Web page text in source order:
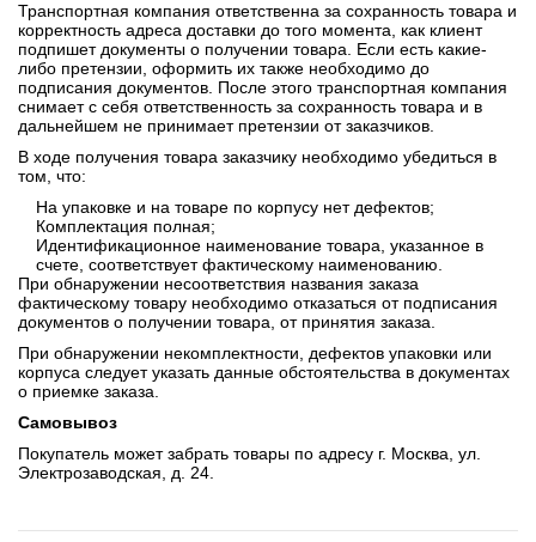
Транспортная компания ответственна за сохранность товара и
корректность адреса доставки до того момента, как клиент
подпишет документы о получении товара. Если есть какие-
либо претензии, оформить их также необходимо до
подписания документов. После этого транспортная компания
снимает с себя ответственность за сохранность товара и в
дальнейшем не принимает претензии от заказчиков.
В ходе получения товара заказчику необходимо убедиться в
том, что:
На упаковке и на товаре по корпусу нет дефектов;
Комплектация полная;
Идентификационное наименование товара, указанное в
счете, соответствует фактическому наименованию.
При обнаружении несоответствия названия заказа
фактическому товару необходимо отказаться от подписания
документов о получении товара, от принятия заказа.
При обнаружении некомплектности, дефектов упаковки или
корпуса следует указать данные обстоятельства в документах
о приемке заказа.
Самовывоз
Покупатель может забрать товары по адресу г. Москва, ул.
Электрозаводская, д. 24.